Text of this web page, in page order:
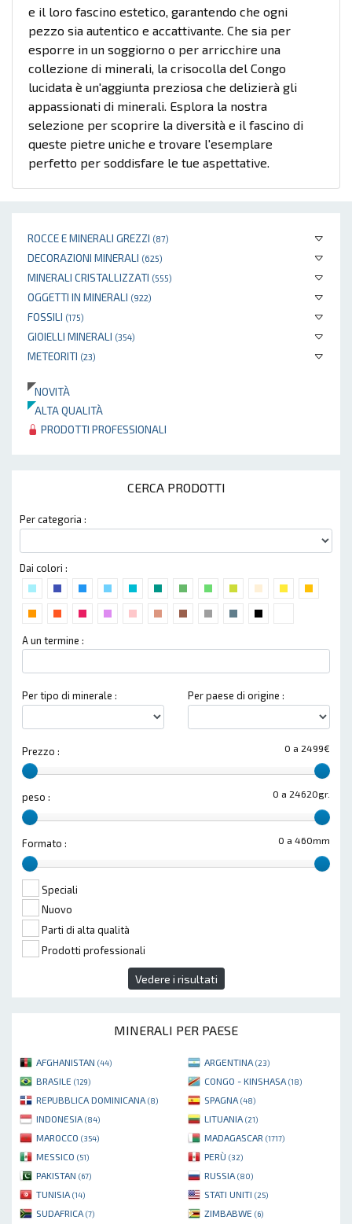
ROCCE E MINERALI GREZZI (87)
DECORAZIONI MINERALI (625)
MINERALI CRISTALLIZZATI (555)
OGGETTI IN MINERALI (922)
FOSSILI (175)
GIOIELLI MINERALI (354)
METEORITI (23)
NOVITÀ
ALTA QUALITÀ
PRODOTTI PROFESSIONALI
CERCA PRODOTTI
Per categoria :
Dai colori :
A un termine :
Per tipo di minerale : Per paese di origine :
0 a 2499€
Prezzo :
0 a 24620gr.
peso :
0 a 460mm
Formato :
Speciali
Nuovo
Parti di alta qualità
Prodotti professionali
Vedere i risultati
MINERALI PER PAESE
AFGHANISTAN (44) ARGENTINA (23)
BRASILE (129) CONGO - KINSHASA (18)
REPUBBLICA DOMINICANA (8) SPAGNA (48)
INDONESIA (84) LITUANIA (21)
MAROCCO (354) MADAGASCAR (1717)
MESSICO (51) PERÙ (32)
PAKISTAN (67) RUSSIA (80)
TUNISIA (14) STATI UNITI (25)
SUDAFRICA (7) ZIMBABWE (6)
e il loro fascino estetico, garantendo che ogni
pezzo sia autentico e accattivante. Che sia per
esporre in un soggiorno o per arricchire una
collezione di minerali, la crisocolla del Congo
lucidata è un'aggiunta preziosa che delizierà gli
appassionati di minerali. Esplora la nostra
selezione per scoprire la diversità e il fascino di
queste pietre uniche e trovare l'esemplare
perfetto per soddisfare le tue aspettative.